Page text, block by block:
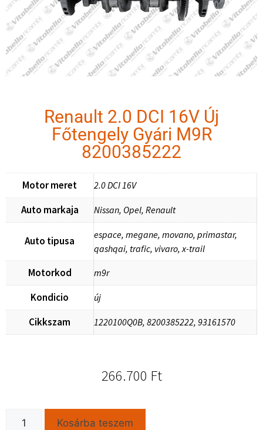
Renault 2.0 DCI 16V Új
Főtengely Gyári M9R
8200385222
Motor meret 2.0 DCI 16V
Auto markaja Nissan, Opel, Renault
Auto tipusa
espace, megane, movano, primastar,
qashqai, trafic, vivaro, x-trail
Motorkod m9r
Kondicio új
Cikkszam 1220100Q0B, 8200385222, 93161570
266.700 Ft
Kosárba teszem